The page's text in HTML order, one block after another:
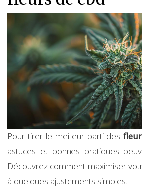
Pour tirer le meilleur parti des
astuces et bonnes pratiques
Découvrez comment maximiser
à quelques ajustements simples.